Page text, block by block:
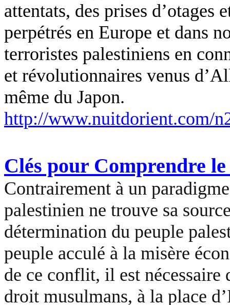
attentats, des prises d’otages
perpétrés en Europe et dans
terroristes palestiniens en
et révolutionnaires venus
même du Japon.
http://www.nuitdorient.com/
Clés pour Comprendre
Contrairement à un
palestinien ne trouve sa
détermination du peuple
peuple acculé à la misère
de ce conflit, il est nécessaire
droit musulmans, à la place